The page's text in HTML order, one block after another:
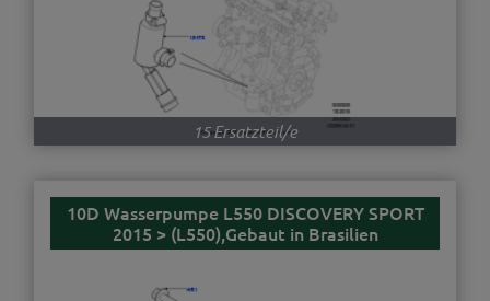
15 Ersatzteil/e
10D Wasserpumpe L550 DISCOVERY SPORT
2015 > (L550),Gebaut in Brasilien